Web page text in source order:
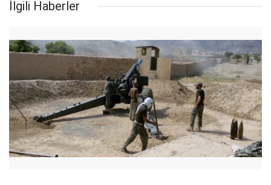
İlgili Haberler